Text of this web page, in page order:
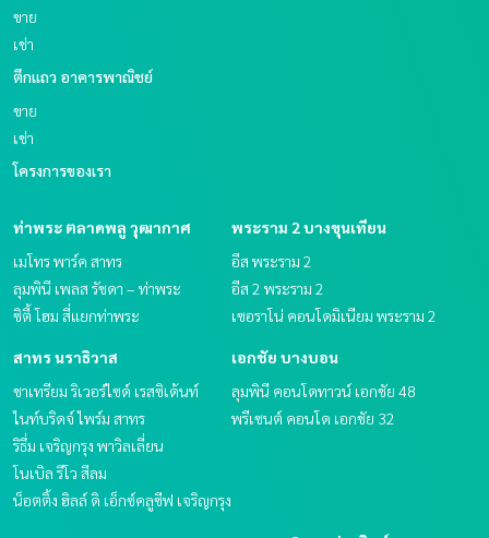
ขาย
เช่า
ตึกแถว อาคารพาณิชย์
ขาย
เช่า
โครงการของเรา
ท่าพระ ตลาดพลู วุฒากาศ
เมโทร พาร์ค สาทร
ลุมพินี เพลส รัชดา – ท่าพระ
ซิตี้ โฮม สี่แยกท่าพระ
พระราม 2 บางขุนเทียน
อีส พระราม 2
อีส 2 พระราม 2
เซอราโน่ คอนโดมิเนียม พระราม 2
สาทร นราธิวาส
ชาเทรียม ริเวอร์ไซด์ เรสซิเด้นท์
ไนท์บริดจ์ ไพร์ม สาทร
ริธึ่ม เจริญกรุง พาวิลเลี่ยน
โนเบิล รีโว สีลม
น็อตติ้ง ฮิลล์ ดิ เอ็กซ์คลูซีฟ เจริญกรุง
เอกชัย บางบอน
ลุมพินี คอนโดทาวน์ เอกชัย 48
พรีเซนต์ คอนโด เอกชัย 32